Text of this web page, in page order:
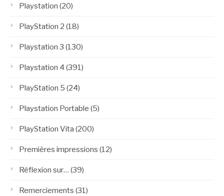
Playstation (20)
PlayStation 2 (18)
Playstation 3 (130)
Playstation 4 (391)
PlayStation 5 (24)
Playstation Portable (5)
PlayStation Vita (200)
Premières impressions (12)
Réflexion sur… (39)
Remerciements (31)